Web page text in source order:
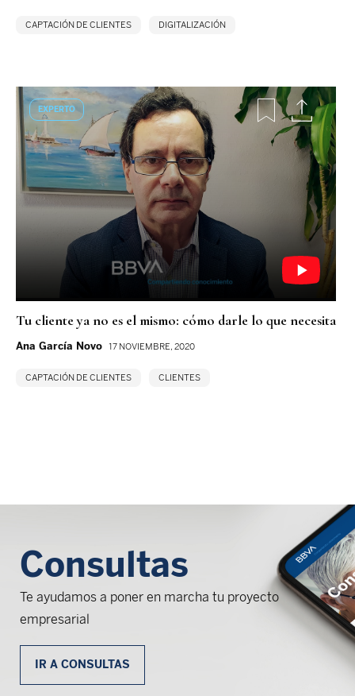
CAPTACIÓN DE CLIENTES DIGITALIZACIÓN
EXPERTO
Tu cliente ya no es el mismo: cómo darle lo que necesita
Ana García Novo 17 NOVIEMBRE, 2020
CAPTACIÓN DE CLIENTES CLIENTES
Consultas
Te ayudamos a poner en marcha tu proyecto
empresarial
IR A CONSULTAS